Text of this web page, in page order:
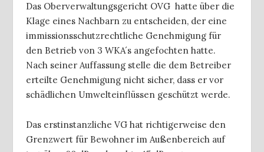
Das Oberverwaltungsgericht OVG hatte über die
Klage eines Nachbarn zu entscheiden, der eine
immissionsschutzrechtliche Genehmigung für
den Betrieb von 3 WKA´s angefochten hatte.
Nach seiner Auffassung stelle die dem Betreiber
erteilte Genehmigung nicht sicher, dass er vor
schädlichen Umwelteinflüssen geschützt werde.
Das erstinstanzliche VG hat richtigerweise den
Grenzwert für Bewohner im Außenbereich auf